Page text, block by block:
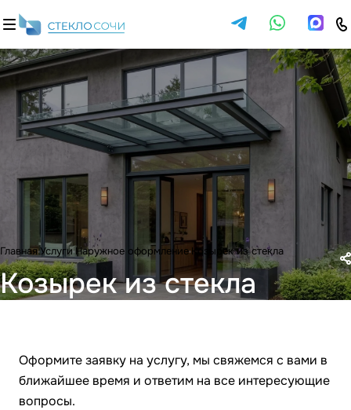
Главная Услуги Наружное оформление Козырек из стекла
Козырек из стекла
Оформите заявку на услугу, мы свяжемся с вами в
ближайшее время и ответим на все интересующие
вопросы.